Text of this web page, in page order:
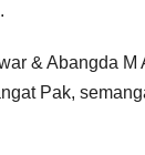
& Abangda
Pak,